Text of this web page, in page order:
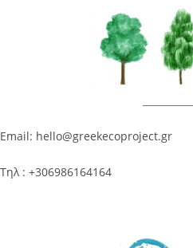
Email: hello@greekecoproject.gr
Τηλ : +306986164164